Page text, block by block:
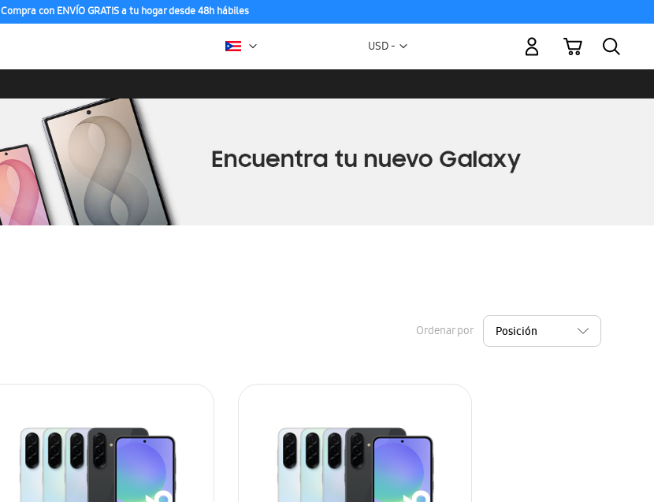
Compra con ENVÍO GRATIS a tu hogar desde 48h hábiles
Moneda
USD -
Mi carrito
Ordenar por